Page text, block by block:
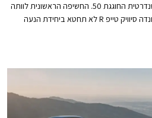
שחוגגת השנה 30, לצד סיוויק הסטנדרטית החוגגת 50. החשיפה הראשונית לוותה
בפרטים מעטים אבל הבטיחה שהונדה סיוויק טייפ R לא תחטא ביחידת הנעה